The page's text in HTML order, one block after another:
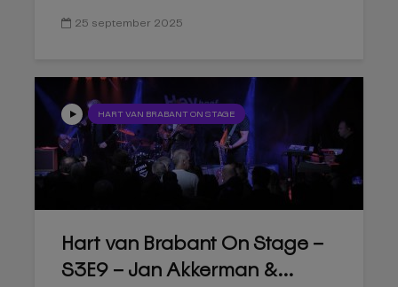
25 september 2025
HART VAN BRABANT ON STAGE
Hart van Brabant On Stage –
S3E9 – Jan Akkerman &...